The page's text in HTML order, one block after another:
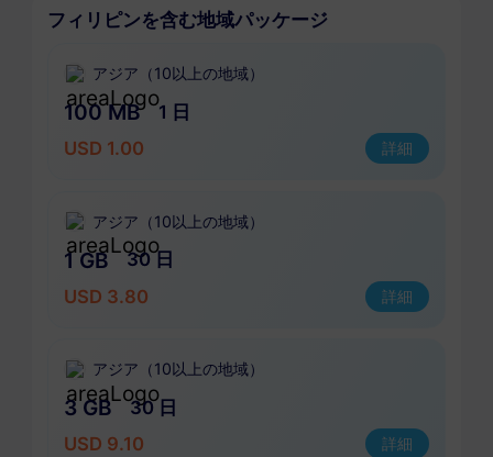
フィリピンを含む地域パッケージ
アジア（10以上の地域）
100 MB
1 日
USD 1.00
詳細
アジア（10以上の地域）
1 GB
30 日
USD 3.80
詳細
アジア（10以上の地域）
3 GB
30 日
USD 9.10
詳細